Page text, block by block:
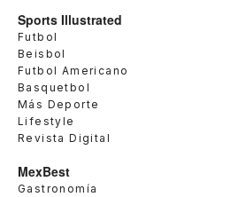
Sports Illustrated
Futbol
Beisbol
Futbol Americano
Basquetbol
Más Deporte
Lifestyle
Revista Digital
MexBest
Gastronomía